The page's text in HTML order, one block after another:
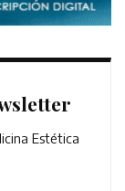
Estética